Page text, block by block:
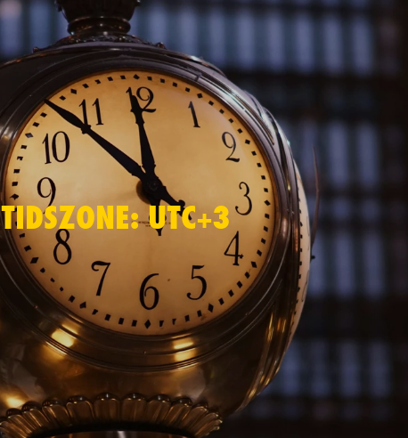
TIDSZONE: UTC+3